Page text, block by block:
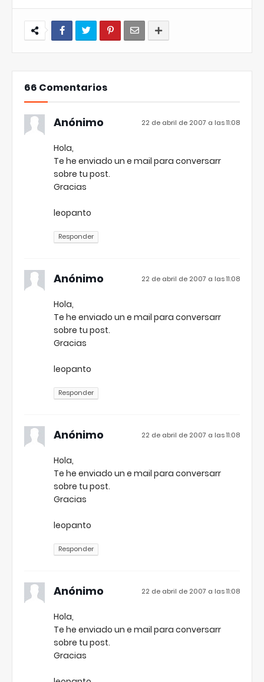
66 Comentarios
Anónimo 22 de abril de 2007 a las 11:08
Hola,
Te he enviado un e mail para conversarr
sobre tu post.
Gracias
leopanto
Responder
Anónimo 22 de abril de 2007 a las 11:08
Hola,
Te he enviado un e mail para conversarr
sobre tu post.
Gracias
leopanto
Responder
Anónimo 22 de abril de 2007 a las 11:08
Hola,
Te he enviado un e mail para conversarr
sobre tu post.
Gracias
leopanto
Responder
Anónimo 22 de abril de 2007 a las 11:08
Hola,
Te he enviado un e mail para conversarr
sobre tu post.
Gracias